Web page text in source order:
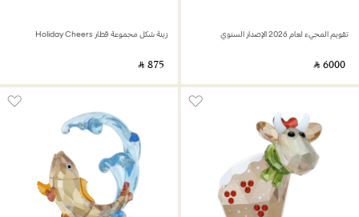
تقويم المجيء لعام 2026 الإصدار السنوي
‎ ⃁ ⁦6000⁩ ‎
زينة شكل مجموعة قطار Holiday Cheers
‎ ⃁ ⁦875⁩ ‎